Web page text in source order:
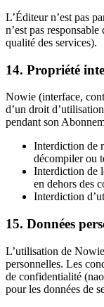
L’Éditeur n’est pas
n’est pas
qualité des services).
14. Propriété
Nowie (interface,
d’un droit
pendant son
Interdiction de
décompiler ou
Interdiction de
en dehors des
Interdiction
15. Données
L’utilisation de
personnelles. Les
de confidentialité
pour les données de